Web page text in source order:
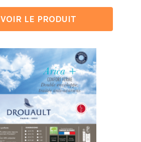
VOIR LE PRODUIT